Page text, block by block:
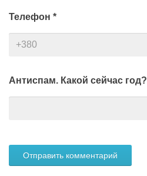
Телефон *
Антиспам. Какой сейчас год?